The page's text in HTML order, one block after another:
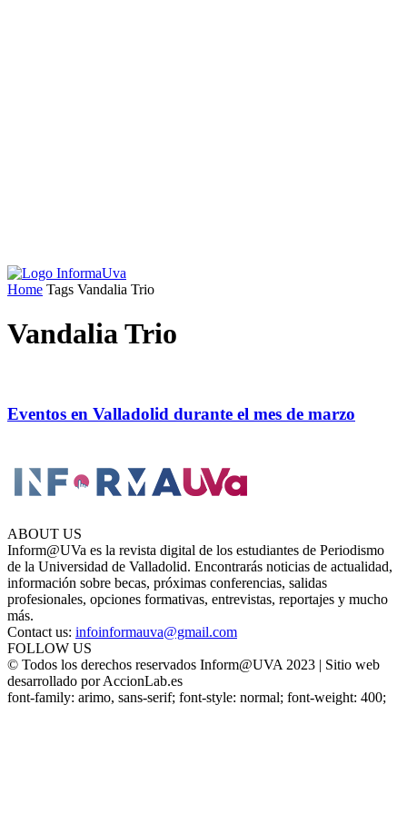
Home Tags Vandalia Trio
Vandalia Trio
Eventos en Valladolid durante el mes de marzo
ABOUT US
Inform@UVa es la revista digital de los estudiantes de Periodismo
de la Universidad de Valladolid. Encontrarás noticias de actualidad,
información sobre becas, próximas conferencias, salidas
profesionales, opciones formativas, entrevistas, reportajes y mucho
más.
Contact us: infoinformauva@gmail.com
FOLLOW US
© Todos los derechos reservados Inform@UVA 2023 | Sitio web
desarrollado por AccionLab.es
font-family: arimo, sans-serif; font-style: normal; font-weight: 400;